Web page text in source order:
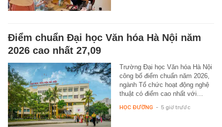
Điểm chuẩn Đại học Văn hóa Hà Nội năm
2026 cao nhất 27,09
Trường Đại học Văn hóa Hà Nội
công bố điểm chuẩn năm 2026,
ngành Tổ chức hoạt động nghệ
thuật có điểm cao nhất với…
HỌC ĐƯỜNG - 5 giờ trước